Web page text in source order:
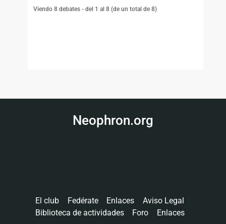
Viendo 8 debates - del 1 al 8 (de un total de 8)
Neophron.org
El club Fedérate Enlaces
Aviso Legal
Biblioteca de actividades
Foro Enlaces